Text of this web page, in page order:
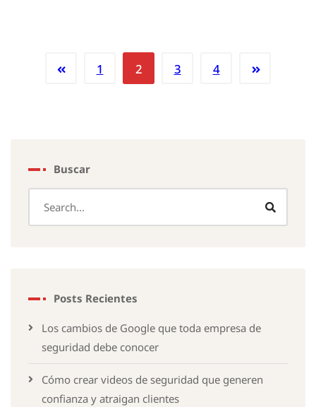
1 2 3 4
Buscar
Posts Recientes
Los cambios de Google que toda empresa de
seguridad debe conocer
Cómo crear videos de seguridad que generen
confianza y atraigan clientes